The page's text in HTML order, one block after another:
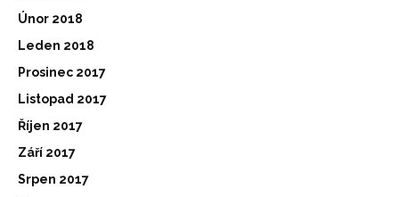
Únor 2018
Leden 2018
Prosinec 2017
Listopad 2017
Říjen 2017
Září 2017
Srpen 2017